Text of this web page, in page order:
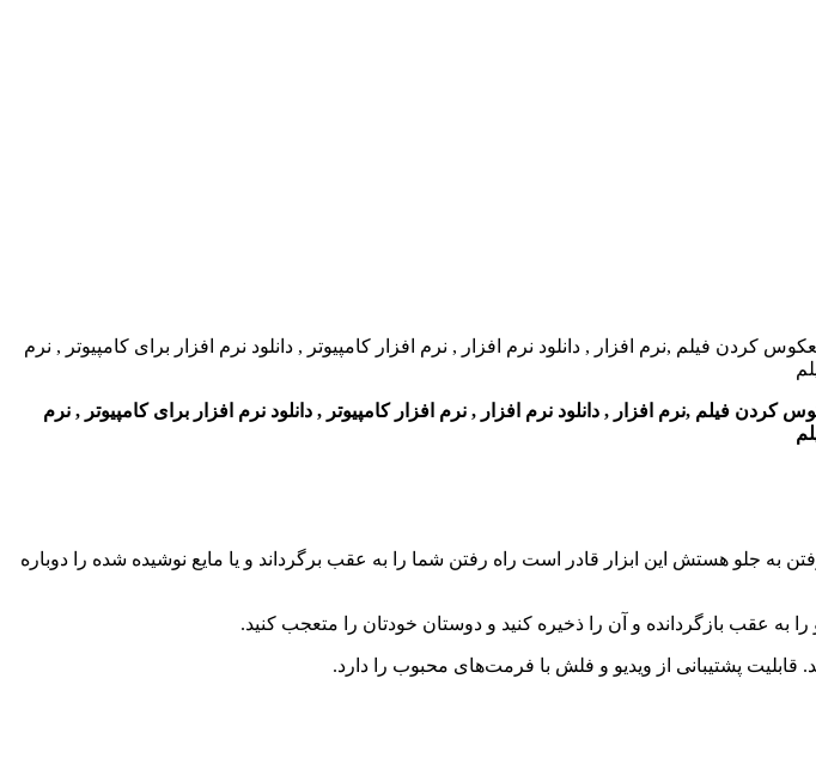
,نرم افزار , دانلود نرم افزار , نرم افزار کامپیوتر , دانلود نرم افزار برای کامپیوتر , نرم
به جلو هستش این ابزار قادر است راه رفتن شما را به عقب برگرداند و یا مایع نوشیده شده را دوباره
را به عقب بازگردانده و آن را ذخیره کنید و دوستان خودتان را متعجب کنید.
قابلیت پشتیبانی از ویدیو و فلش با فرمت‌های محبوب را دارد.